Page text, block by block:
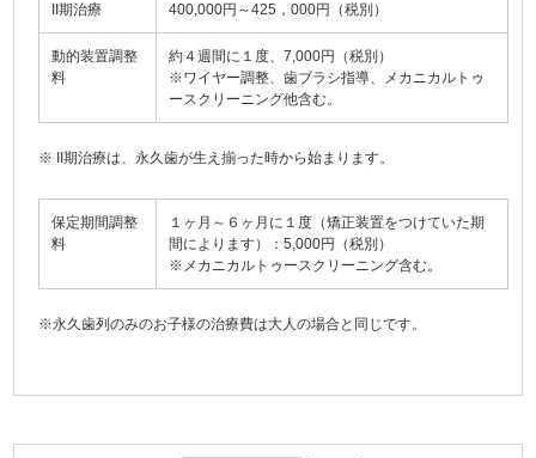
II期治療 400,000円～425，000円（税別）
動的装置調整
料
約４週間に１度、7,000円（税別）
※ワイヤー調整、歯ブラシ指導、メカニカルトゥ
ースクリーニング他含む。
※ II期治療は、永久歯が生え揃った時から始まります。
保定期間調整
料
１ヶ月～６ヶ月に１度（矯正装置をつけていた期
間によります）：5,000円（税別）
※メカニカルトゥースクリーニング含む。
※永久歯列のみのお子様の治療費は大人の場合と同じです。